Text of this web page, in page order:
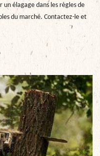
un élagage dans les règles de
du marché. Contactez-le et